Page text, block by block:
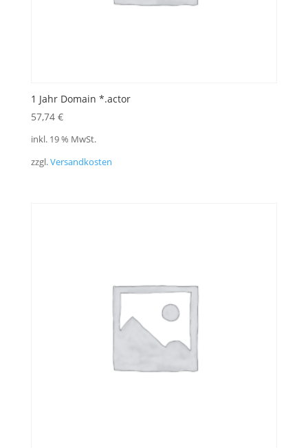
1 Jahr Domain *.actor
57,74 €
inkl. 19 % MwSt.
zzgl.Versandkosten